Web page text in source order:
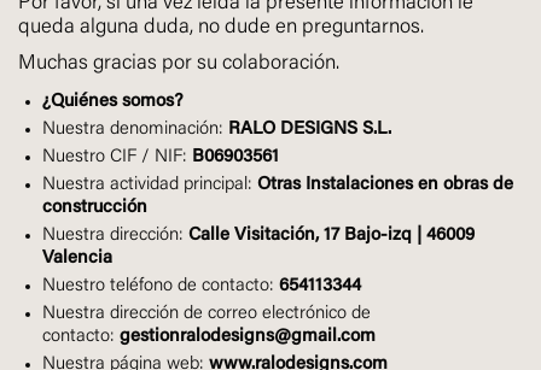
Por favor, si una vez leída la presente información le
queda alguna duda, no dude en preguntarnos.
Muchas gracias por su colaboración.
¿Quiénes somos?
Nuestra denominación: RALO DESIGNS S.L.
Nuestro CIF / NIF: B06903561
Nuestra actividad principal: Otras Instalaciones en obras de
construcción
Nuestra dirección: Calle Visitación, 17 Bajo-izq | 46009
Valencia
Nuestro teléfono de contacto: 654113344
Nuestra dirección de correo electrónico de
contacto: gestionralodesigns@gmail.com
Nuestra página web: www.ralodesigns.com